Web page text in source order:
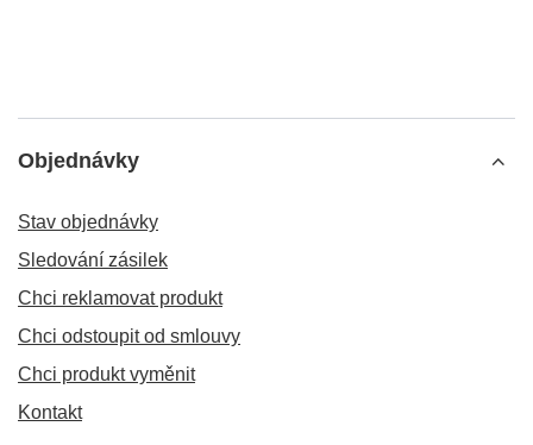
Objednávky
Stav objednávky
Sledování zásilek
Chci reklamovat produkt
Chci odstoupit od smlouvy
Chci produkt vyměnit
Kontakt